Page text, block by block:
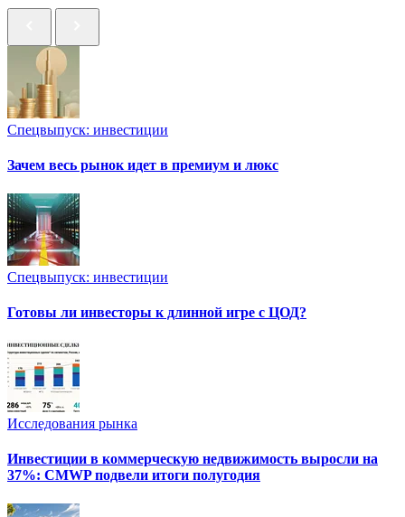
Спецвыпуск: инвестиции
Зачем весь рынок идет в премиум и люкс
Спецвыпуск: инвестиции
Готовы ли инвесторы к длинной игре с ЦОД?
Исследования рынка
Инвестиции в коммерческую недвижимость выросли на
37%: CMWP подвели итоги полугодия